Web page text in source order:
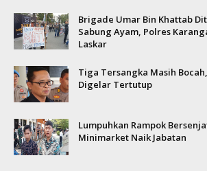
Brigade Umar Bin Khattab
Sabung Ayam, Polres
Laskar
Tiga Tersangka Masih
Digelar Tertutup
Lumpuhkan Rampok
Minimarket Naik Jabatan